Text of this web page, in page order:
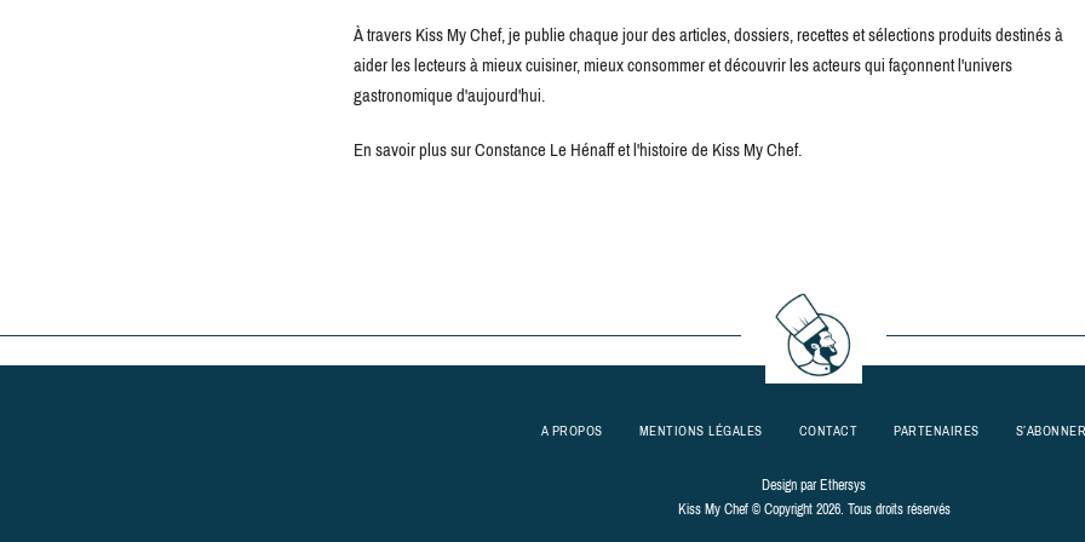
À travers Kiss My Chef, je publie chaque jour des articles, dossiers, recettes et sélections produits destinés à
aider les lecteurs à mieux cuisiner, mieux consommer et découvrir les acteurs qui façonnent l'univers
gastronomique d'aujourd'hui.
En savoir plus sur Constance Le Hénaff et l'histoire de Kiss My Chef.
A PROPOS MENTIONS LÉGALES CONTACT PARTENAIRES
Design parEthersys
Kiss My Chef © Copyright 2026. Tous droits réservés